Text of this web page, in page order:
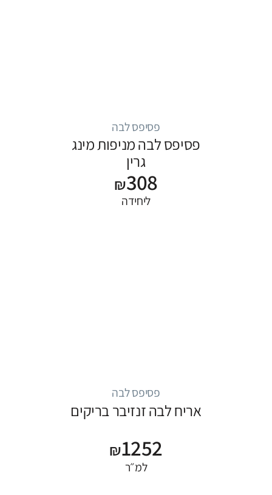
פסיפס לבה
פסיפס לבה מניפות מינג
גרין
₪308
ליחידה
פסיפס לבה
אריח לבה זנזיבר בריקים
₪1252
למ״ר